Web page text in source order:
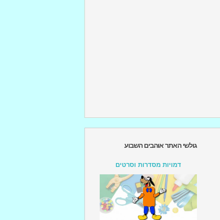
גולשי האתר אוהבים השבוע
דמויות מסדרות וסרטים